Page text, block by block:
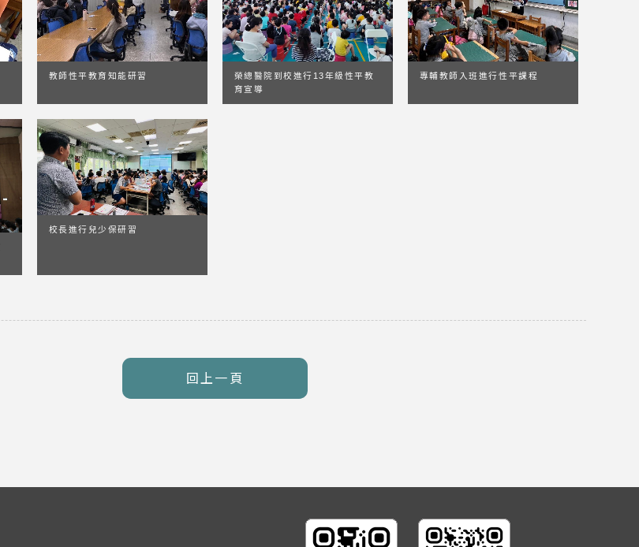
教師性平教育知能研習
榮總醫院到校進行13年級性平教
育宣導
專輔教師入班進行性平課程
校長進行兒少保研習
回上一頁